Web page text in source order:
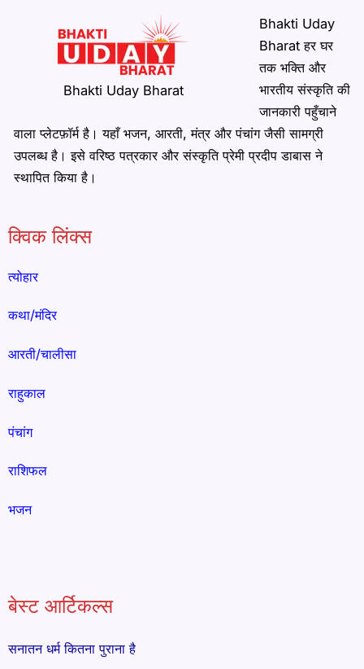
Bhakti Uday Bharat
Bhakti Uday
Bharat हर घर
तक भक्ति और
भारतीय संस्कृति की
जानकारी पहुँचाने
वाला प्लेटफ़ॉर्म है। यहाँ भजन, आरती, मंत्र और पंचांग जैसी सामग्री
उपलब्ध है। इसे वरिष्ठ पत्रकार और संस्कृति प्रेमी प्रदीप डाबास ने
स्थापित किया है।
क्विक लिंक्स
त्योहार
कथा/मंदिर
आरती/चालीसा
राहुकाल
पंचांग
राशिफल
भजन
बेस्ट आर्टिकल्स
सनातन धर्म कितना पुराना है